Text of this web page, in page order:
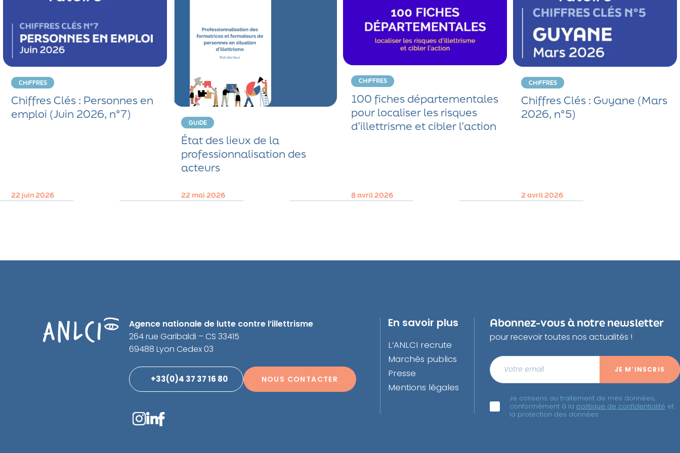
CHIFFRES
Chiffres Clés : Personnes en
emploi (Juin 2026, n°7)
22 juin 2026
GUIDE
État des lieux de la
professionnalisation des
acteurs
22 mai 2026
CHIFFRES
100 fiches départementales
pour localiser les risques
d’illettrisme et cibler l’action
8 avril 2026
CHIFFRES
Chiffres Clés : Guyane (Mars
2026, n°5)
2 avril 2026
Agence nationale de lutte contre l’illettrisme
264 rue Garibaldi – CS 33415
69488 Lyon Cedex 03
+33(0)4 37 37 16 80 NOUS CONTACTER
En savoir plus
L’ANLCI recrute
Marchés publics
Presse
Mentions légales
Abonnez-vous à notre newsletter
pour recevoir toutes nos actualités !
Je consens au traitement de mes données,
conformément à la politique de confidentialité et
la protection des données